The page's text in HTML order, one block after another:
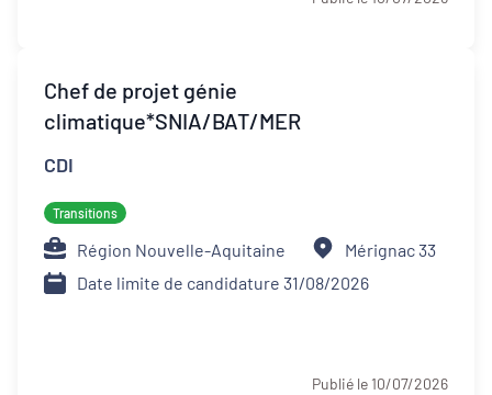
Chef de projet génie
climatique*SNIA/BAT/MER
CDI
Transitions
Région Nouvelle-Aquitaine
Mérignac 33
Date limite de candidature 31/08/2026
Publié le 10/07/2026